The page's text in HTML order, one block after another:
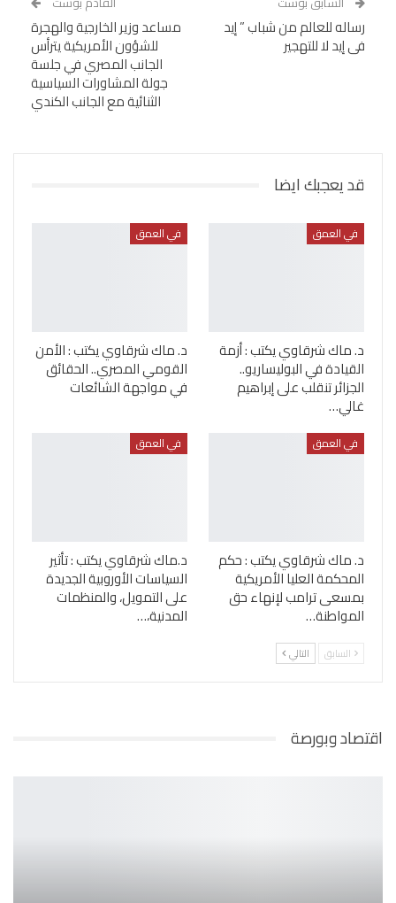
رساله للعالم من شباب ” إيد
فى إيد لا للتهجير
مساعد وزير الخارجية والهجرة
للشؤون الأمريكية يترأس
الجانب المصري في جلسة
جولة المشاورات السياسية
الثنائية مع الجانب الكندي
قد يعجبك ايضا
في العمق
د. ماك شرقاوي يكتب : أزمة
القيادة في البوليساريو..
الجزائر تنقلب على إبراهيم
غالي…
في العمق
د. ماك شرقاوي يكتب : الأمن
القومي المصري.. الحقائق
في مواجهة الشائعات
في العمق
د. ماك شرقاوي يكتب : حكم
المحكمة العليا الأمريكية
بمسعى ترامب لإنهاء حق
المواطنة…
في العمق
د.ماك شرقاوي يكتب : تأثير
السياسات الأوروبية الجديدة
على التمويل، والمنظمات
المدنية،…
السابق التالي
اقتصاد وبورصة